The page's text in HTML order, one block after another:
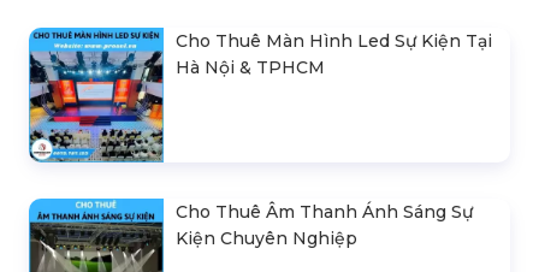
Cho Thuê Màn Hình Led Sự Kiện Tại
Hà Nội & TPHCM
Cho Thuê Âm Thanh Ánh Sáng Sự
Kiện Chuyên Nghiệp